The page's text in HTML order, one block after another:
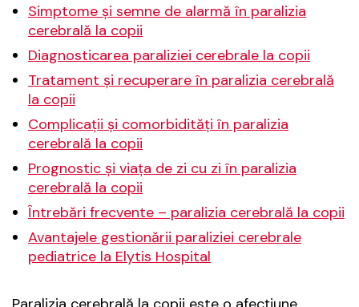
Simptome și semne de alarmă în paralizia
cerebrală la copii
Diagnosticarea paraliziei cerebrale la copii
Tratament și recuperare în paralizia cerebrală
la copii
Complicații și comorbidități în paralizia
cerebrală la copii
Prognostic și viața de zi cu zi în paralizia
cerebrală la copii
Întrebări frecvente – paralizia cerebrală la copii
Avantajele gestionării paraliziei cerebrale
pediatrice la Elytis Hospital